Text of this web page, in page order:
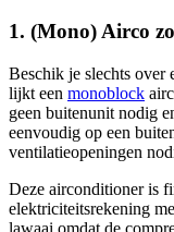
1. (Mono) Airco
Beschik je slechts over
lijkt een monoblock
geen buitenunit nodig
eenvoudig op een
ventilatieopeningen
Deze airconditioner is
elektriciteitsrekening
lawaai omdat de